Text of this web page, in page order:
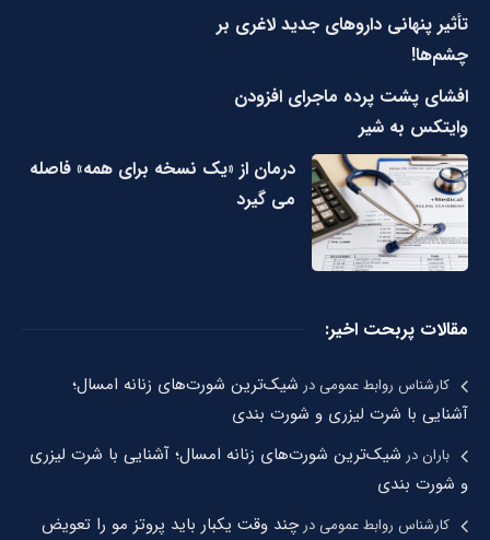
تأثیر پنهانی داروهای جدید لاغری بر
چشم‌ها!
افشای پشت پرده ماجرای افزودن
وایتکس به شیر
درمان از «یک نسخه برای همه» فاصله
می گیرد
مقالات پربحت اخیر:
کارشناس روابط عمومیدر شیک‌ترین شورت‌های زنانه امسال؛
آشنایی با شرت لیزری و شورت بندی
باراندر شیک‌ترین شورت‌های زنانه امسال؛ آشنایی با شرت لیزری
و شورت بندی
کارشناس روابط عمومیدرچند وقت یکبار باید پروتز مو را تعویض